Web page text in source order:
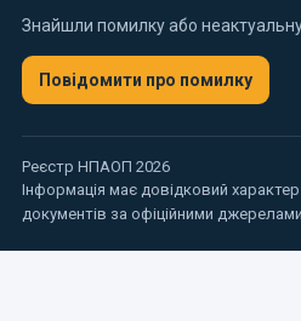
Знайшли помилку або
Повідомити про помилку
Реєстр НПАОП 2026
Інформація має довідковий
документів за офіційними